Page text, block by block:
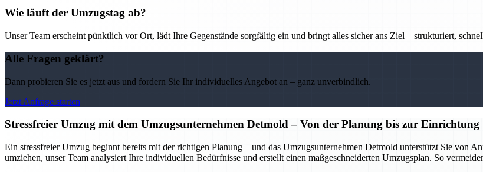
Wie läuft der Umzugstag ab?
Unser Team erscheint pünktlich vor Ort, lädt Ihre Gegenstände sorgfältig ein und bringt alles sicher ans Ziel – strukturiert,
Alle Fragen geklärt?
Dann probieren Sie es jetzt aus und fordern Sie Ihr individuelles Angebot an – ganz unverbindlich.
Jetzt Anfrage starten
Stressfreier Umzug mit dem Umzugsunternehmen Detmold – Von der Planung bis zur Einrichtung
Ein stressfreier Umzug beginnt bereits mit der richtigen Planung – und das Umzugsunternehmen Detmold unterstützt Sie von
umziehen, unser Team analysiert Ihre individuellen Bedürfnisse und erstellt einen maßgeschneiderten Umzugsplan. So